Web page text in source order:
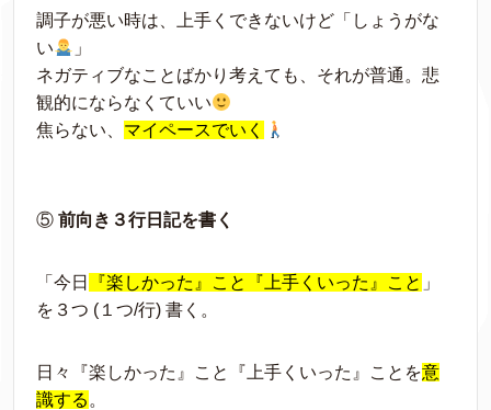
調子が悪い時は、上手くできないけど「しょうがな
い
」
ネガティブなことばかり考えても、それが普通。悲
観的にならなくていい
焦らない、 マイペースでいく
⑤ 前向き３行日記を書く
「今日 『楽しかった』こと『上手くいった』こと 」
を３つ (１つ/行) 書く。
日々『楽しかった』こと『上手くいった』ことを意
識する 。